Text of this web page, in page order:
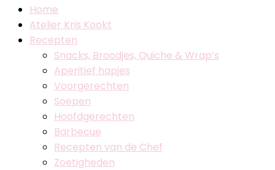
Kris Kookt
Home
Atelier Kris Kookt
Recepten
Snacks, Broodjes, Quiche & Wrap’s
Aperitief hapjes
Voorgerechten
Soepen
Hoofdgerechten
Barbecue
Recepten van de Chef
Zoetigheden